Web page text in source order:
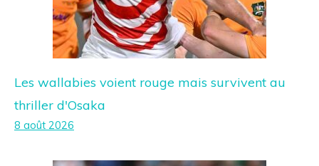
Les wallabies voient rouge mais survivent au
thriller d'Osaka
8 août 2026